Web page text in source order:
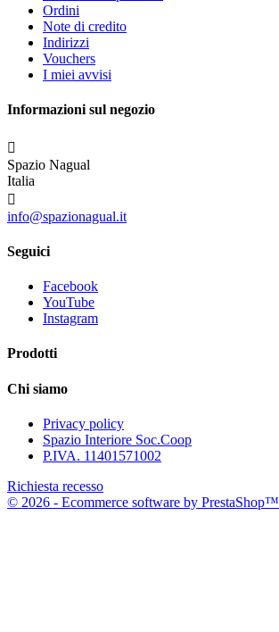
Ordini
Note di credito
Indirizzi
Vouchers
I miei avvisi
Informazioni sul negozio

Spazio Nagual
Italia

info@spazionagual.it
Seguici
Facebook
YouTube
Instagram
Prodotti
Chi siamo
Privacy policy
Spazio Interiore Soc.Coop
P.IVA. 11401571002
Richiesta recesso
© 2026 - Ecommerce software by PrestaShop™